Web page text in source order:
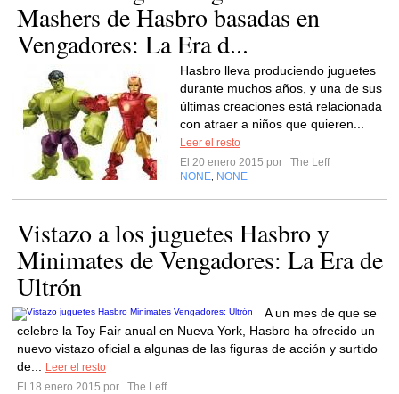
Mashers de Hasbro basadas en
Vengadores: La Era d...
Hasbro lleva produciendo juguetes
durante muchos años, y una de sus
últimas creaciones está relacionada
con atraer a niños que quieren...
Leer el resto
El 20 enero 2015 por
The Leff
NONE NONE
Vistazo a los juguetes Hasbro y
Minimates de Vengadores: La Era de
Ultrón
A un mes de que se
celebre la Toy Fair anual en Nueva York, Hasbro ha ofrecido un
nuevo vistazo oficial a algunas de las figuras de acción y surtido
de...
Leer el resto
El 18 enero 2015 por
The Leff